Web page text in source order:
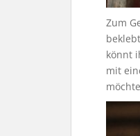
Zum
könnt
mit